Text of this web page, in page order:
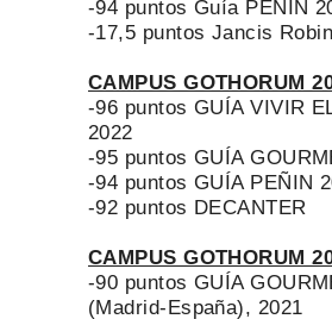
-94 puntos Guía PEÑÍN
-17,5 puntos Jancis
CAMPUS GOTHORUM
-96 puntos GUÍA VIVIR
2022
-95 puntos GUÍA
-94 puntos GUÍA PEÑIN
-92 puntos DECANTER
CAMPUS GOTHORUM
-90 puntos GUÍA
(Madrid-España), 2021